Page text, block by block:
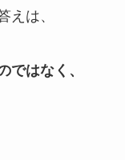
えは、
ではなく、